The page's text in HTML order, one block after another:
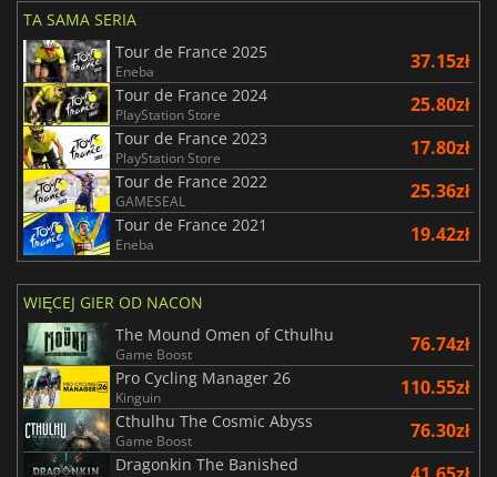
TA SAMA SERIA
Tour de France 2025
Eneba 37.15zł
Tour de France 2024
PlayStation Store 25.80zł
Tour de France 2023
PlayStation Store 17.80zł
Tour de France 2022
GAMESEAL 25.36zł
Tour de France 2021
Eneba 19.42zł
WIĘCEJ GIER OD NACON
The Mound Omen of Cthulhu
Game Boost 76.74zł
Pro Cycling Manager 26
Kinguin 110.55zł
Cthulhu The Cosmic Abyss
Game Boost 76.30zł
Dragonkin The Banished